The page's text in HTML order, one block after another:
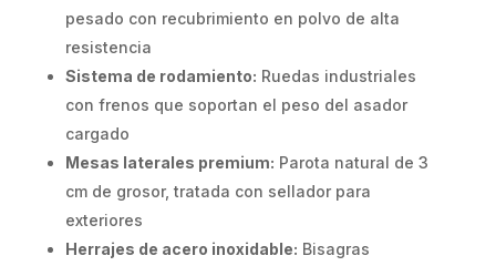
pesado con recubrimiento en polvo de alta
resistencia
Sistema de rodamiento: Ruedas industriales
con frenos que soportan el peso del asador
cargado
Mesas laterales premium: Parota natural de 3
cm de grosor, tratada con sellador para
exteriores
Herrajes de acero inoxidable: Bisagras